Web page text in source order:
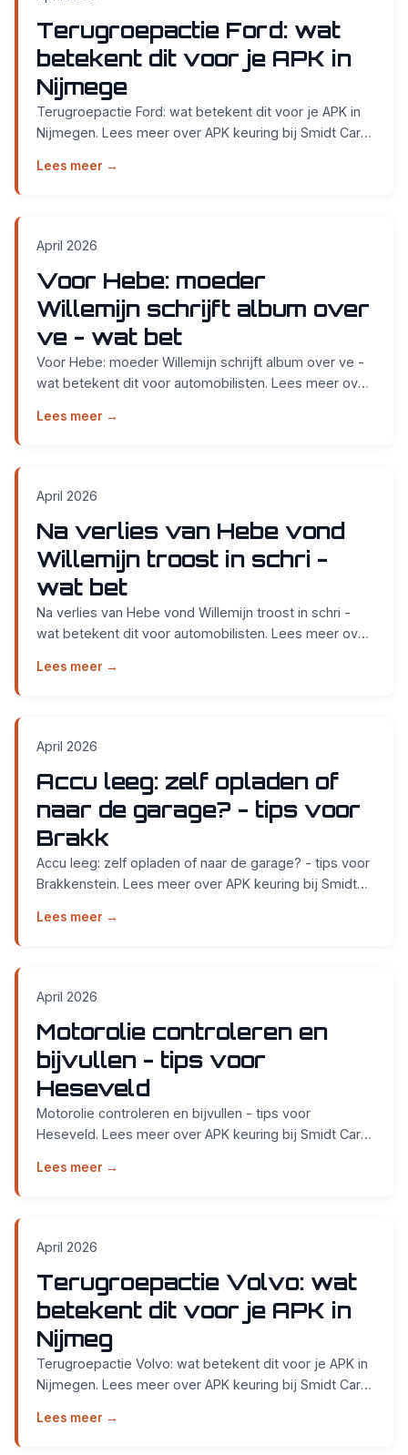
Terugroepactie Ford: wat
betekent dit voor je APK in
Nijmege
Terugroepactie Ford: wat betekent dit voor je APK in
Nijmegen. Lees meer over APK keuring bij Smidt Cars
Lees meer →
April 2026
Voor Hebe: moeder
Willemijn schrijft album over
ve - wat bet
Voor Hebe: moeder Willemijn schrijft album over ve -
wat betekent dit voor automobilisten. Lees meer over
Lees meer →
April 2026
Na verlies van Hebe vond
Willemijn troost in schri -
wat bet
Na verlies van Hebe vond Willemijn troost in schri -
wat betekent dit voor automobilisten. Lees meer over
Lees meer →
April 2026
Accu leeg: zelf opladen of
naar de garage? - tips voor
Brakk
Accu leeg: zelf opladen of naar de garage? - tips voor
Brakkenstein. Lees meer over APK keuring bij Smidt
Lees meer →
April 2026
Motorolie controleren en
bijvullen - tips voor
Heseveld
Motorolie controleren en bijvullen - tips voor
Heseveld. Lees meer over APK keuring bij Smidt Cars
Lees meer →
April 2026
Terugroepactie Volvo: wat
betekent dit voor je APK in
Nijmeg
Terugroepactie Volvo: wat betekent dit voor je APK in
Nijmegen. Lees meer over APK keuring bij Smidt Cars
Lees meer →